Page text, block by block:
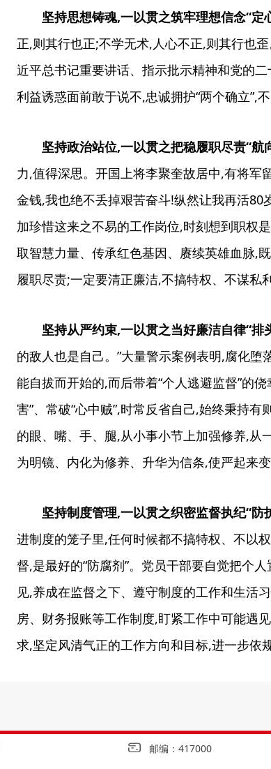
坚持思想铸魂,一以贯之筑牢理想信念“定
正,则其行也正;不学无术,人心不正,则其行也
近平总书记重要讲话、指示批示精神和党的
利益诱惑面前敢于说不,忠诚拥护“两个确立”,
坚持政治站位,一以贯之把稳履职尽责“航
力,值得深思。开国上将李聚奎故居中,有将军
金钱,我也绝不丢掉艰苦奋斗!纵然让我再活
加珍惜这来之不易的工作岗位,时刻想到职权
取智慧力量、传承红色基因、赓续英雄血脉,
履职尽责;一定要清正廉洁,不搞特权、不谋私
坚持从严约束,一以贯之当好廉洁自律“排
的敌人也是自己。”大量警示案例表明,腐化
能自拔而开始的,而后带着“个人逃避监督”的
害”、常破“心中贼”,时常反省自己,始终秉持
的眼、嘴、手、腿,从小事小节上加强修养,从
为明镜、内化为修养、升华为信条,使严起来变
坚持制度管理,一以贯之织密监督执纪“防
进制度的笼子里,任何时候都不搞特权、不以
督,是最好的“防腐剂”。党员干部要自觉把个
见,养成在监督之下、遵守制度的工作和生活
房、财务报账等工作制度,盯紧工作中可能遇
求,坚定风清气正的工作方向和目标,进一步依
邮编：417000